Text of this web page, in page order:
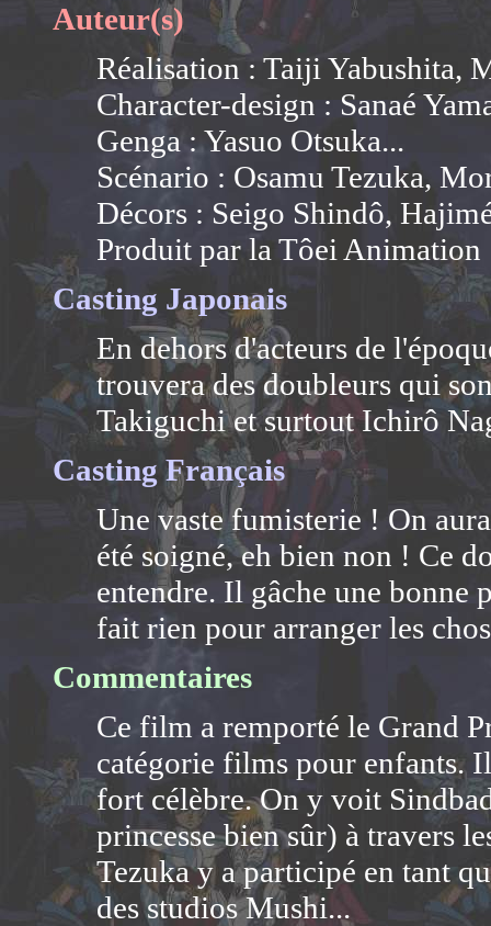
Auteur(s)
Réalisation : Taiji Yabushita,
Character-design : Sanaé
Genga : Yasuo Otsuka...
Scénario : Osamu Tezuka,
Décors : Seigo Shindô,
Produit par la Tôei Animation
Casting Japonais
En dehors d'acteurs de
trouvera des doubleurs qui
Takiguchi et surtout Ichirô
Casting Français
Une vaste fumisterie ! On
été soigné, eh bien non ! Ce
entendre. Il gâche une
fait rien pour arranger les
Commentaires
Ce film a remporté le Grand
catégorie films pour enfants.
fort célèbre. On y voit
princesse bien sûr) à travers
Tezuka y a participé en tant
des studios Mushi...